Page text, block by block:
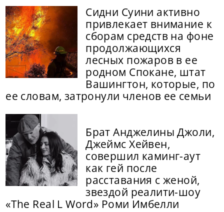
Сидни Суини активно
привлекает внимание к
сборам средств на фоне
продолжающихся
лесных пожаров в ее
родном Спокане, штат
Вашингтон, которые, по
ее словам, затронули членов ее семьи
Брат Анджелины Джоли,
Джеймс Хейвен,
совершил каминг-аут
как гей после
расставания с женой,
звездой реалити-шоу
«The Real L Word» Роми Имбелли